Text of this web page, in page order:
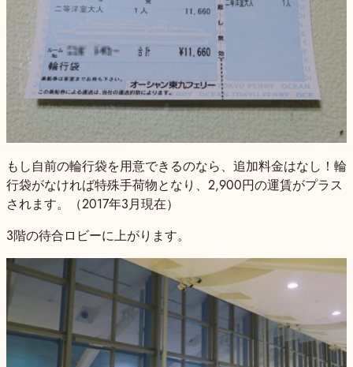
もし自前の輪行袋を用意できるのなら、追加料金はなし！輪
行袋がなければ特殊手荷物となり、2,900円の運賃がプラス
されます。（2017年3月現在）
3階の待合ロビーに上がります。